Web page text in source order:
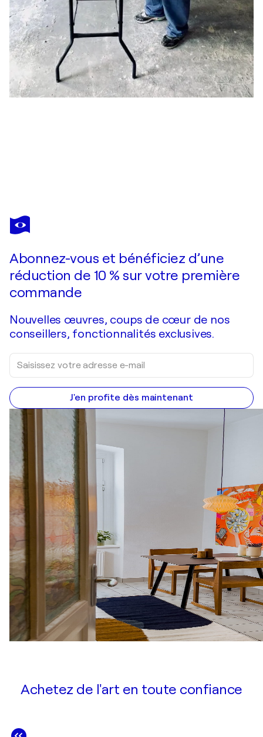
MARC DANIEL
Fruit d'Amour
Abonnez-vous et bénéficiez d’une
réduction de 10 % sur votre première
commande
Nouvelles œuvres, coups de cœur de nos
conseillers, fonctionnalités exclusives.
J'en profite dès maintenant
Achetez de l'art en toute confiance